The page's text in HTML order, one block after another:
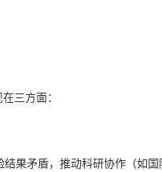
三方面：
果矛盾，推动科研协作（如